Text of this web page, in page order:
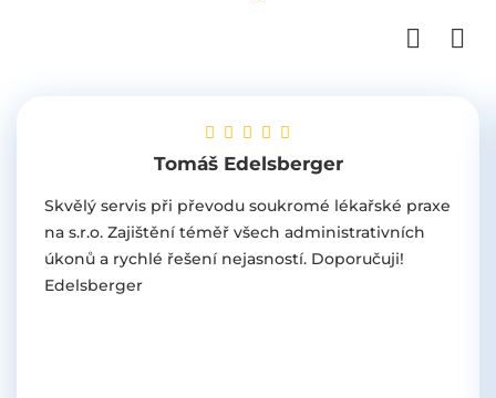
Tomáš Edelsberger
Skvělý servis při převodu soukromé lékařské praxe
na s.r.o. Zajištění téměř všech administrativních
úkonů a rychlé řešení nejasností. Doporučuji!
Edelsberger